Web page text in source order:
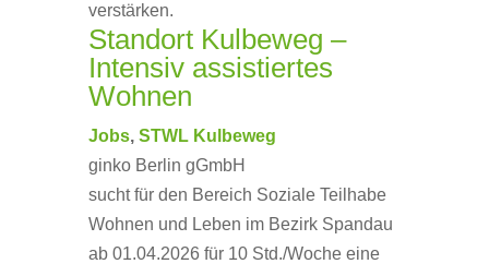
verstärken.
Standort Kulbeweg –
Intensiv assistiertes
Wohnen
Jobs, STWL Kulbeweg
ginko Berlin gGmbH
sucht für den Bereich Soziale Teilhabe
Wohnen und Leben im Bezirk Spandau
ab 01.04.2026 für 10 Std./Woche eine